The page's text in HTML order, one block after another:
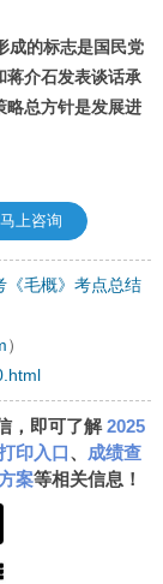
的标志是国民党
蒋介石发表谈话承
略总方针是发展进
上咨询
《毛概》考点总结
）
，即可了解2025
印入口、 成绩查
案等相关信息！